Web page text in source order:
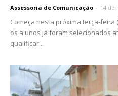
Assessoria de Comunicação - 14 de
Começa nesta próxima terça-feira
os alunos já foram selecionados
qualificar...